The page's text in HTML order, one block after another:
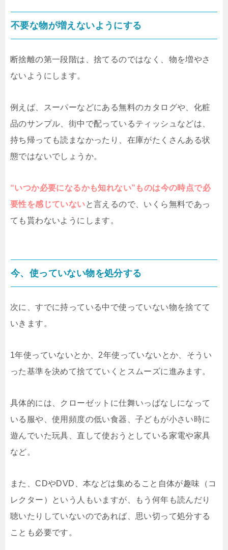
不要な物が増えないようにする
断捨離の第一段階は、捨てるのではなく、物を増やさ
ないようにします。
例えば、スーパーなどにある無料のカタログや、化粧
品のサンプル、街中で配っているティッシュなどは、
持ち帰っても読まなかったり、在庫がたくさんある状
態ではないでしょうか。
“いつか必要になるかも知れない”ものは今の時点で必
要性を感じていないと言えるので、いくら無料であっ
ても貰わないようにします。
今、使っていない物を処分する
次に、すでに持っている中で使っていない物を捨てて
いきます。
1年使っていないとか、2年使っていないとか、そうい
った基準を決めて捨てていくとスムーズに進みます。
具体的には、クローゼットに仕舞いっぱなしになって
いる服や、使用頻度の低い食器、子どもが小さい時に
遊んでいた玩具、直して使おうとしている家電や家具
など。
また、CDやDVD、本などは集めること自体が趣味（コ
レクター）という人もいますが、もう何年も読んだり
聴いたりしていないのであれば、思い切って処分する
ことも必要です。